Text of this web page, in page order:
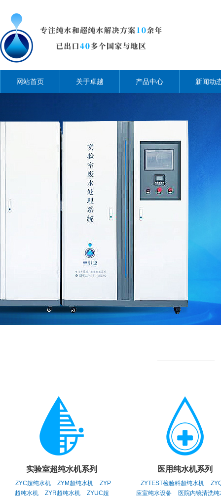
网站首页 关于卓越 产品中心 新闻动
实验室超纯水机系列
ZYC超纯水机 ZYM超纯水机
ZYP
超纯水机
ZYR超纯水机
ZYUC超
医用纯水机系列
ZYTEST检验科超纯水机
应室纯水设备
医院内镜清洗纯